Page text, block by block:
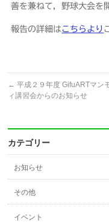
善を兼ねて，野球大会を
報告の詳細はこちらより
← 平成２９年度 GifuARTマン
ィ講習会からのお知らせ
カテゴリー
お知らせ
その他
イベント